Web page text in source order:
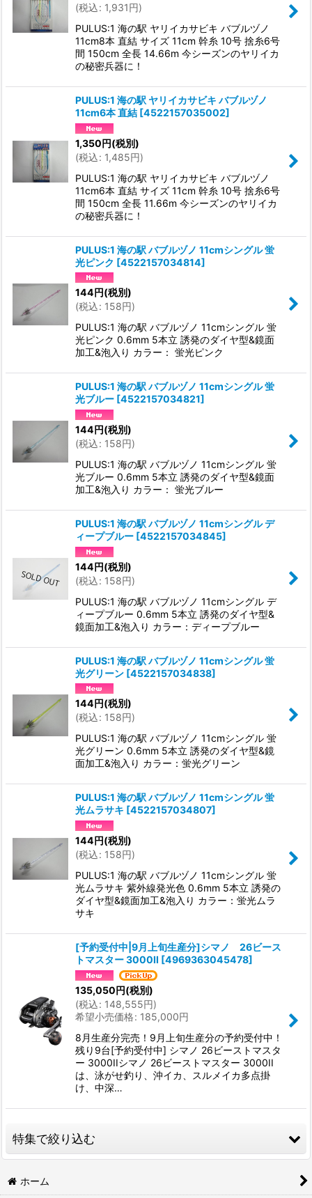
(税込: 1,931円)
PULUS:1 海の駅 ヤリイカサビキ バブルヅノ
11cm8本 直結 サイズ 11cm 幹糸 10号 捨糸6号
間 150cm 全長 14.66m 今シーズンのヤリイカ
の秘密兵器に！
PULUS:1 海の駅 ヤリイカサビキ バブルヅノ
11cm6本 直結 [4522157035002]
1,350円(税別)
(税込: 1,485円)
PULUS:1 海の駅 ヤリイカサビキ バブルヅノ
11cm6本 直結 サイズ 11cm 幹糸 10号 捨糸6号
間 150cm 全長 11.66m 今シーズンのヤリイカ
の秘密兵器に！
PULUS:1 海の駅 バブルヅノ 11cmシングル 蛍
光ピンク [4522157034814]
144円(税別)
(税込: 158円)
PULUS:1 海の駅 バブルヅノ 11cmシングル 蛍
光ピンク 0.6mm 5本立 誘発のダイヤ型&鏡面
加工&泡入り カラー： 蛍光ピンク
PULUS:1 海の駅 バブルヅノ 11cmシングル 蛍
光ブルー [4522157034821]
144円(税別)
(税込: 158円)
PULUS:1 海の駅 バブルヅノ 11cmシングル 蛍
光ブルー 0.6mm 5本立 誘発のダイヤ型&鏡面
加工&泡入り カラー： 蛍光ブルー
PULUS:1 海の駅 バブルヅノ 11cmシングル デ
ィープブルー [4522157034845]
144円(税別)
(税込: 158円)
PULUS:1 海の駅 バブルヅノ 11cmシングル デ
ィープブルー 0.6mm 5本立 誘発のダイヤ型&
鏡面加工&泡入り カラー：ディープブルー
PULUS:1 海の駅 バブルヅノ 11cmシングル 蛍
光グリーン [4522157034838]
144円(税別)
(税込: 158円)
PULUS:1 海の駅 バブルヅノ 11cmシングル 蛍
光グリーン 0.6mm 5本立 誘発のダイヤ型&鏡
面加工&泡入り カラー：蛍光グリーン
PULUS:1 海の駅 バブルヅノ 11cmシングル 蛍
光ムラサキ [4522157034807]
144円(税別)
(税込: 158円)
PULUS:1 海の駅 バブルヅノ 11cmシングル 蛍
光ムラサキ 紫外線発光色 0.6mm 5本立 誘発の
ダイヤ型&鏡面加工&泡入り カラー：蛍光ムラ
サキ
[予約受付中|9月上旬生産分]シマノ 26ビース
トマスター 3000II [4969363045478]
135,050円(税別)
(税込: 148,555円)
希望小売価格: 185,000円
8月生産分完売！9月上旬生産分の予約受付中！
残り9台[予約受付中] シマノ 26ビーストマスタ
ー 3000IIシマノ 26ビーストマスター 3000II
は、泳がせ釣り、沖イカ、スルメイカ多点掛
け、中深…
特集で絞り込む
2026年新製品情報局
ホーム